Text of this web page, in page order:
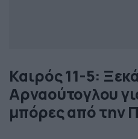
Καιρός 11-5:
Αρναούτογλου
μπόρες από την